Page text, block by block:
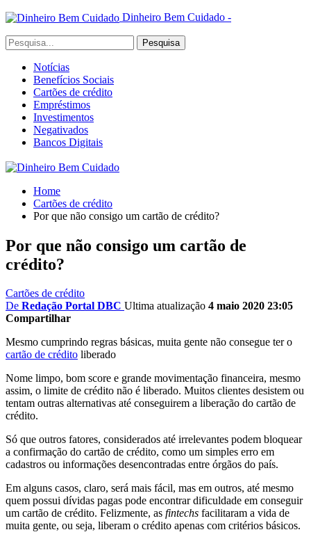
Dinheiro Bem Cuidado -
Notícias
Benefícios Sociais
Cartões de crédito
Empréstimos
Investimentos
Negativados
Bancos Digitais
Home
Cartões de crédito
Por que não consigo um cartão de crédito?
Por que não consigo um cartão de
crédito?
Cartões de crédito
De Redação Portal DBC Ultima atualização 4 maio 2020 23:05
Compartilhar
Mesmo cumprindo regras básicas, muita gente não consegue ter o
cartão de crédito liberado
Nome limpo, bom score e grande movimentação financeira, mesmo
assim, o limite de crédito não é liberado. Muitos clientes desistem ou
tentam outras alternativas até conseguirem a liberação do cartão de
crédito.
Só que outros fatores, considerados até irrelevantes podem bloquear
a confirmação do cartão de crédito, como um simples erro em
cadastros ou informações desencontradas entre órgãos do país.
Em alguns casos, claro, será mais fácil, mas em outros, até mesmo
quem possui dívidas pagas pode encontrar dificuldade em conseguir
um cartão de crédito. Felizmente, as fintechs facilitaram a vida de
muita gente, ou seja, liberam o crédito apenas com critérios básicos.